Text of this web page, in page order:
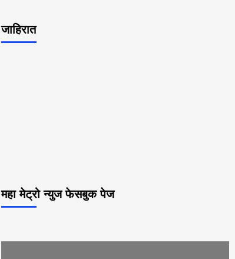
जाहिरात
महा मेट्रो न्युज फेसबुक पेज